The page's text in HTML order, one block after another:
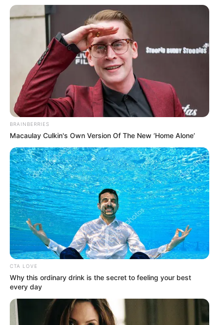
BRAINBERRIES
Macaulay Culkin's Own Version Of The New ‘Home Alone’
CTA LOVE
Why this ordinary drink is the secret to feeling your best
every day